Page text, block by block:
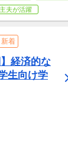
夫が活躍
新着
経済的な
生向け学